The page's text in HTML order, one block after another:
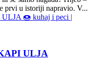
prvi u istoriji napravio. V...
ULJA